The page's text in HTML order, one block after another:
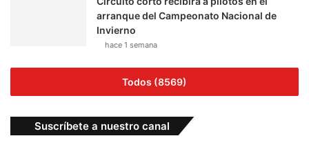
arranque del Campeonato Nacional de
Invierno
hace 1 semana
Todos (8569)
Suscríbete a nuestro canal